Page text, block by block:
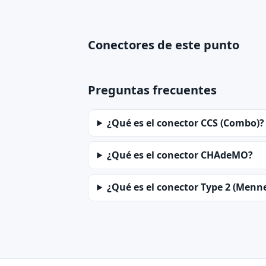
Conectores de este punto
Preguntas frecuentes
¿Qué es el conector CCS (Combo)?
¿Qué es el conector CHAdeMO?
¿Qué es el conector Type 2